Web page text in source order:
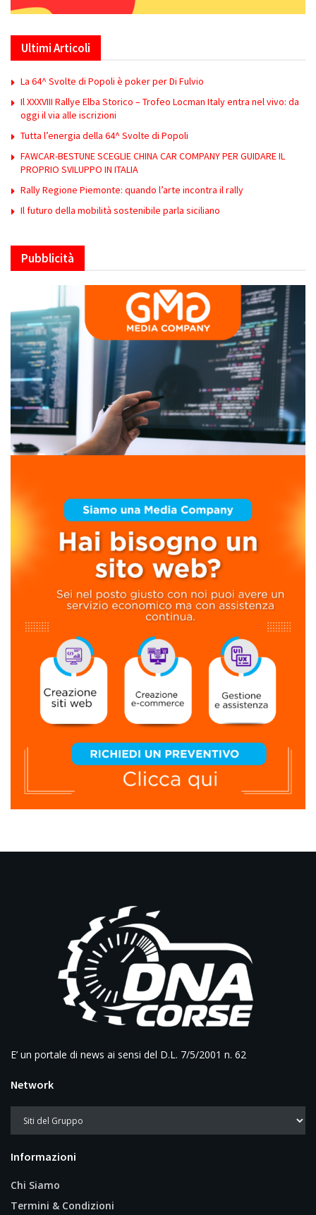
Ultimi Articoli
La 64^ Svolte di Popoli è poker per Di Fulvio
Il XXXVIII Rallye Elba Storico – Trofeo Locman Italy entra nel vivo: da
oggi il via alle iscrizioni
Tutta l’energia della 64^ Svolte di Popoli
FAWCAR-BESTUNE SCEGLIE CHINA CAR COMPANY PER GUIDARE IL
PROPRIO SVILUPPO IN ITALIA
Rally Regione Piemonte: quando l’arte incontra il rally
Il futuro della mobilità sostenibile parla siciliano
Pubblicità
E’ un portale di news ai sensi del D.L. 7/5/2001 n. 62
Network
Informazioni
Chi Siamo
Termini & Condizioni